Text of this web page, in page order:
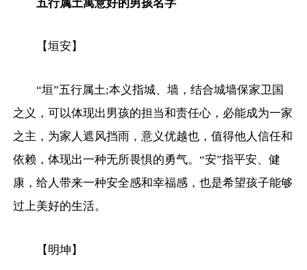
五行属土寓意好的男孩名字
【垣安】
“垣”五行属土;本义指城、墙，结合城墙保家卫国
之义，可以体现出男孩的担当和责任心，必能成为一家
之主，为家人遮风挡雨，意义优越也，值得他人信任和
依赖，体现出一种无所畏惧的勇气。“安”指平安、健
康，给人带来一种安全感和幸福感，也是希望孩子能够
过上美好的生活。
【明坤】